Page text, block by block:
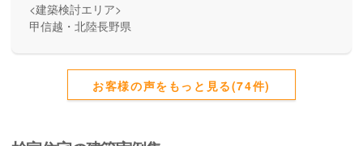
<建築検討エリア>
甲信越・北陸長野県
お客様の声をもっと見る(74件)